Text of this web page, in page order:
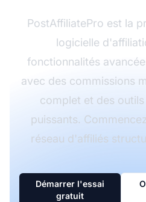
PostAffiliatePro est la
logicielle
fonctionnalités
avec des commissions
complet et des
puissants.
réseau d'affiliés
Démarrer l'essai
gratuit